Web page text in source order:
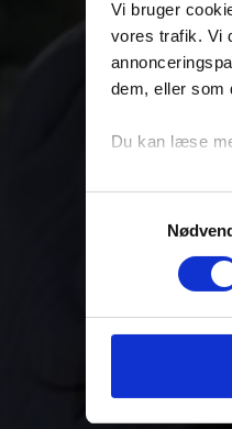
Vi bruger
vores trafik. Vi
dem, eller som
Du kan læse
Køb